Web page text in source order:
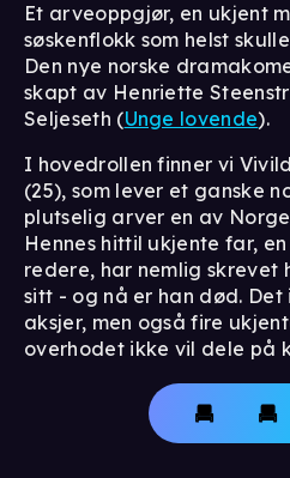
Et arveoppgjør, en ukjent
søskenflokk som helst
Den nye norske
skapt av Henriette
Seljeseth (Unge lovende).
I hovedrollen finner vi
(25), som lever et ganske
plutselig arver en av
Hennes hittil ukjente far,
redere, har nemlig skrevet
sitt - og nå er han død.
aksjer, men også fire
overhodet ikke vil dele på